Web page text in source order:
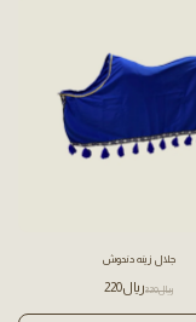
جلال زينه دندوش
﷼320﷼220